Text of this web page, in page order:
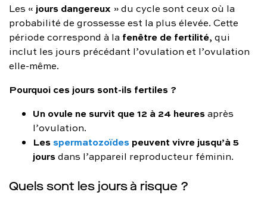
Les « jours dangereux » du cycle sont ceux où la
probabilité de grossesse est la plus élevée. Cette
période correspond à la fenêtre de fertilité, qui
inclut les jours précédant l’ovulation et l’ovulation
elle-même.
Pourquoi ces jours sont-ils fertiles ?
Un ovule ne survit que 12 à 24 heuresaprès
l’ovulation.
Les spermatozoïdespeuvent vivre jusqu’à 5
joursdans l’appareil reproducteur féminin.
Quels sont les jours à risque ?